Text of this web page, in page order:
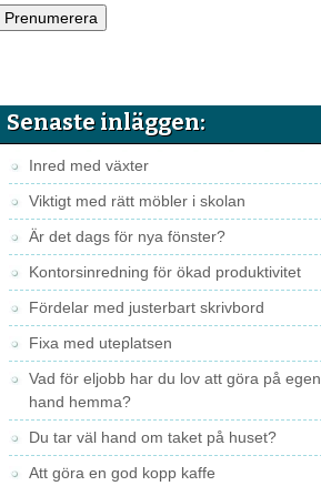
Senaste inläggen:
Inred med växter
Viktigt med rätt möbler i skolan
Är det dags för nya fönster?
Kontorsinredning för ökad produktivitet
Fördelar med justerbart skrivbord
Fixa med uteplatsen
Vad för eljobb har du lov att göra på egen
hand hemma?
Du tar väl hand om taket på huset?
Att göra en god kopp kaffe